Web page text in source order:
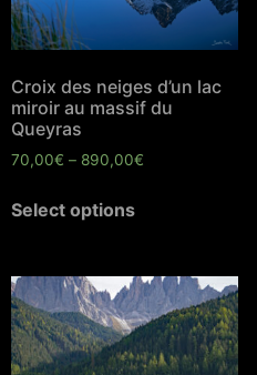
Croix des neiges d’un lac
miroir au massif du
Queyras
70,00€ – 890,00€
Select options